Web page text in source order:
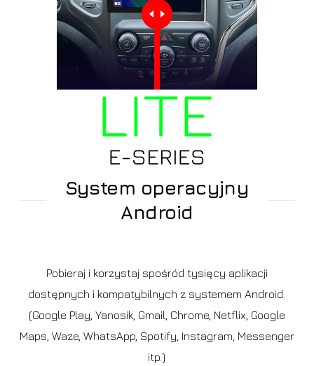
System operacyjny
Android
Pobieraj i korzystaj spośród tysięcy aplikacji
dostępnych i kompatybilnych z systemem Android.
(Google Play, Yanosik, Gmail, Chrome, Netflix, Google
Maps, Waze, WhatsApp, Spotify, Instagram, Messenger
itp.)